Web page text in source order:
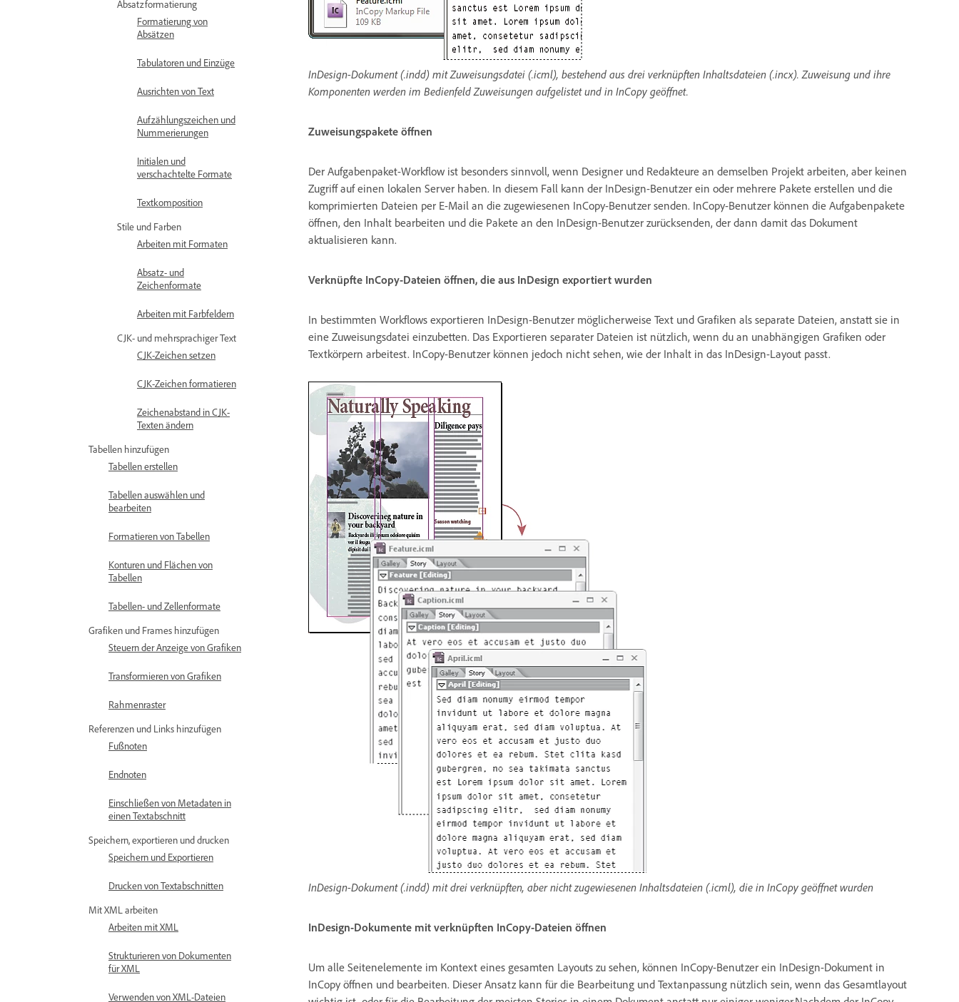
Absatzformatierung
Formatierung von
Absätzen
Tabulatoren und Einzüge
Ausrichten von Text
Aufzählungszeichen und
Nummerierungen
Initialen und
verschachtelte Formate
Textkomposition
Stile und Farben
Arbeiten mit Formaten
Absatz- und
Zeichenformate
Arbeiten mit Farbfeldern
CJK- und mehrsprachiger Text
CJK-Zeichen setzen
CJK-Zeichen formatieren
Zeichenabstand in CJK-
Texten ändern
Tabellen hinzufügen
Tabellen erstellen
Tabellen auswählen und
bearbeiten
Formatieren von Tabellen
Konturen und Flächen von
Tabellen
Tabellen- und Zellenformate
Grafiken und Frames hinzufügen
Steuern der Anzeige von Grafiken
Transformieren von Grafiken
Rahmenraster
Referenzen und Links hinzufügen
Fußnoten
Endnoten
Einschließen von Metadaten in
einen Textabschnitt
Speichern, exportieren und drucken
Speichern und Exportieren
Drucken von Textabschnitten
Mit XML arbeiten
Arbeiten mit XML
Strukturieren von Dokumenten
für XML
Verwenden von XML-Dateien
InDesign-Dokument (.indd) mit Zuweisungsdatei (.icml), bestehend aus drei verknüpften Inhaltsdateien (.incx). Zuweisung und ihre
Komponenten werden im Bedienfeld Zuweisungen aufgelistet und in InCopy geöffnet.
Zuweisungspakete öffnen
Der Aufgabenpaket-Workflow ist besonders sinnvoll, wenn Designer und Redakteure an demselben Projekt arbeiten, aber keinen
Zugriff auf einen lokalen Server haben. In diesem Fall kann der InDesign-Benutzer ein oder mehrere Pakete erstellen und die
komprimierten Dateien per E-Mail an die zugewiesenen InCopy-Benutzer senden. InCopy-Benutzer können die Aufgabenpakete
öffnen, den Inhalt bearbeiten und die Pakete an den InDesign-Benutzer zurücksenden, der dann damit das Dokument
aktualisieren kann.
Verknüpfte InCopy-Dateien öffnen, die aus InDesign exportiert wurden
In bestimmten Workflows exportieren InDesign-Benutzer möglicherweise Text und Grafiken als separate Dateien, anstatt sie in
eine Zuweisungsdatei einzubetten. Das Exportieren separater Dateien ist nützlich, wenn du an unabhängigen Grafiken oder
Textkörpern arbeitest. InCopy-Benutzer können jedoch nicht sehen, wie der Inhalt in das InDesign-Layout passt.
InDesign-Dokument (.indd) mit drei verknüpften, aber nicht zugewiesenen Inhaltsdateien (.icml), die in InCopy geöffnet wurden
InDesign-Dokumente mit verknüpften InCopy-Dateien öffnen
Um alle Seitenelemente im Kontext eines gesamten Layouts zu sehen, können InCopy-Benutzer ein InDesign-Dokument in
InCopy öffnen und bearbeiten. Dieser Ansatz kann für die Bearbeitung und Textanpassung nützlich sein, wenn das Gesamtlayout